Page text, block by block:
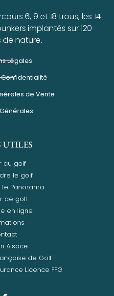
6, 9 et 18 trous, les 14
implantés sur 120
nature.
Légales
de Vente
UTILES
au golf
le golf
Panorama
de golf
en ligne
Alsace
de Golf
Licence FFG